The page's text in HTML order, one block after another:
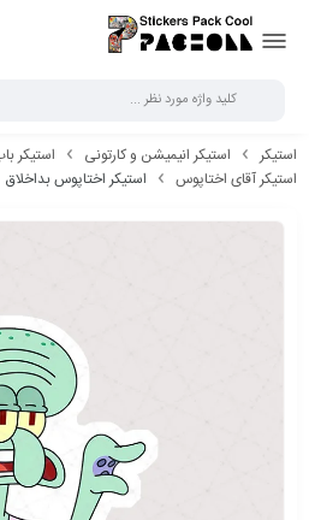
استیکر استیکر انیمیشن و کارتونی
استیکر
استیکر آقای اختاپوس
استیکر اختاپوس بداخلاق